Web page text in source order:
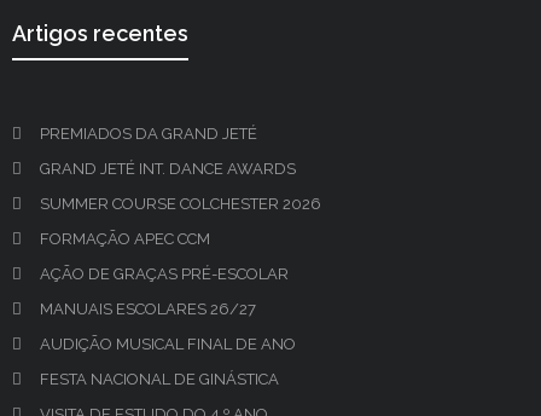
Artigos recentes
PREMIADOS DA GRAND JETÉ
GRAND JETÉ INT. DANCE AWARDS
SUMMER COURSE COLCHESTER 2026
FORMAÇÃO APEC CCM
AÇÃO DE GRAÇAS PRÉ-ESCOLAR
MANUAIS ESCOLARES 26/27
AUDIÇÃO MUSICAL FINAL DE ANO
FESTA NACIONAL DE GINÁSTICA